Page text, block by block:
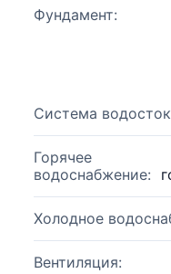
Фундамент:
Система
Горячее
водоснабжение:
Холодное
Вентиляция: